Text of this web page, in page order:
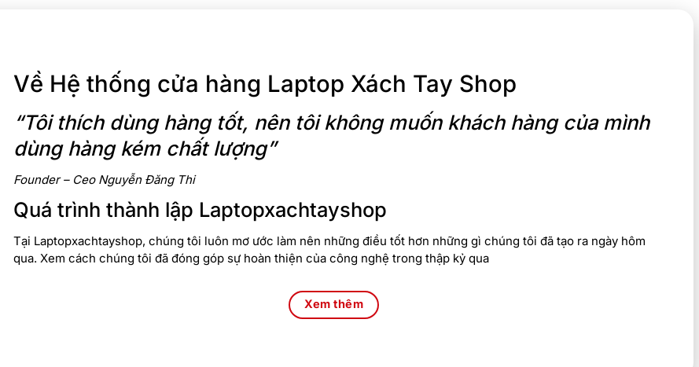
Về Hệ thống cửa hàng Laptop Xách Tay Shop
“Tôi thích dùng hàng tốt, nên tôi không muốn khách hàng của mình
dùng hàng kém chất lượng”
Founder – Ceo Nguyễn Đăng Thi
Quá trình thành lập Laptopxachtayshop
Tại Laptopxachtayshop, chúng tôi luôn mơ ước làm nên những điều tốt hơn những gì chúng tôi đã tạo ra ngày hôm
qua. Xem cách chúng tôi đã đóng góp sự hoàn thiện của công nghệ trong thập kỷ qua
Xem thêm